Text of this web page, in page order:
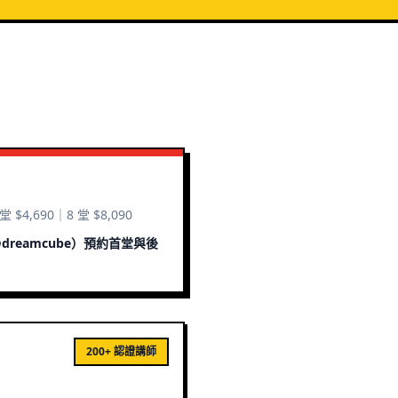
$4,690｜8 堂 $8,090
）預約首堂與後
200+ 認證講師